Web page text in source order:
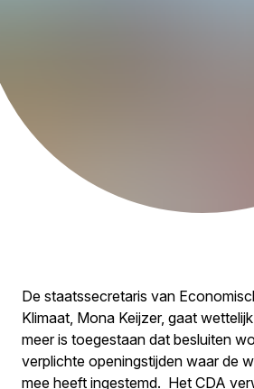
De staatssecretaris van
Klimaat, Mona Keijzer, gaat
meer is toegestaan dat besluiten
verplichte openingstijden waar de
mee heeft ingestemd. Het CDA